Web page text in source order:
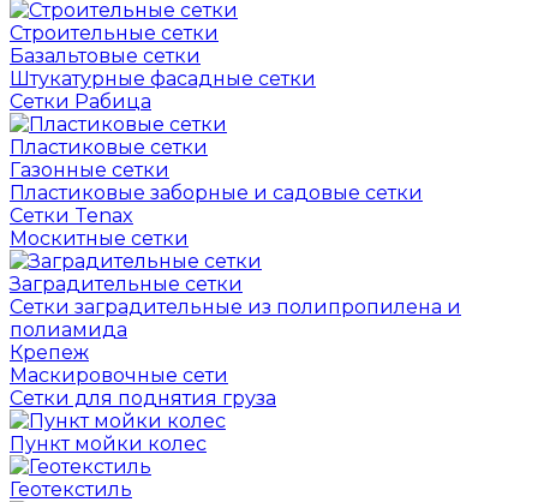
Строительные сетки
Базальтовые сетки
Штукатурные фасадные сетки
Сетки Рабица
Пластиковые сетки
Газонные сетки
Пластиковые заборные и садовые сетки
Сетки Tenax
Москитные сетки
Заградительные сетки
Сетки заградительные из полипропилена и
полиамида
Крепеж
Маскировочные сети
Сетки для поднятия груза
Пункт мойки колес
Геотекстиль